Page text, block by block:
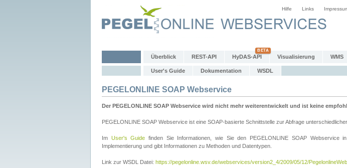
Hilfe Links
Überblick REST-API HyDAS-API Visualisierung WMS
User's Guide Dokumentation WSDL
PEGELONLINE SOAP Webservice
Der PEGELONLINE SOAP Webservice wird nicht mehr weiterentwickelt und ist keine
PEGELONLINE SOAP Webservice ist eine SOAP-basierte Schnittstelle zur Abfrage
Im User's Guide finden Sie Informationen, wie Sie den PEGELONLINE SOAP Webservice
Implementierung und gibt Informationen zu Methoden und Datentypen.
Link zur WSDL Datei: https://pegelonline.wsv.de/webservices/version2_4/2009/05/12/